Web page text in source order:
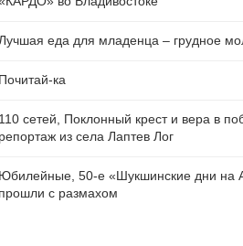
Лучшая еда для младенца – грудное
Почитай-ка
110 сетей, Поклонный крест и вера в
репортаж из села Лаптев Лог
Юбилейные, 50-е «Шукшинские дни на
прошли с размахом